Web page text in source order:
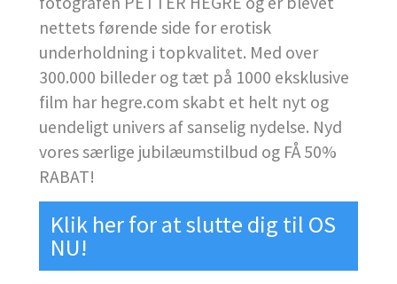
nettets førende side for erotisk
underholdning i topkvalitet. Med over
300.000 billeder og tæt på 1000 eksklusive
film har hegre.com skabt et helt nyt og
uendeligt univers af sanselig nydelse. Nyd
vores særlige jubilæumstilbud og FÅ 50%
RABAT!
Klik her for at slutte dig til OS
NU!